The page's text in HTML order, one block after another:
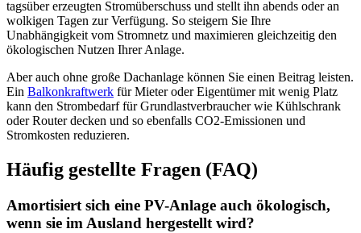
tagsüber erzeugten Stromüberschuss und stellt ihn abends oder an
wolkigen Tagen zur Verfügung. So steigern Sie Ihre
Unabhängigkeit vom Stromnetz und maximieren gleichzeitig den
ökologischen Nutzen Ihrer Anlage.
Aber auch ohne große Dachanlage können Sie einen Beitrag leisten.
Ein Balkonkraftwerk für Mieter oder Eigentümer mit wenig Platz
kann den Strombedarf für Grundlastverbraucher wie Kühlschrank
oder Router decken und so ebenfalls CO2-Emissionen und
Stromkosten reduzieren.
Häufig gestellte Fragen (FAQ)
Amortisiert sich eine PV-Anlage auch ökologisch,
wenn sie im Ausland hergestellt wird?